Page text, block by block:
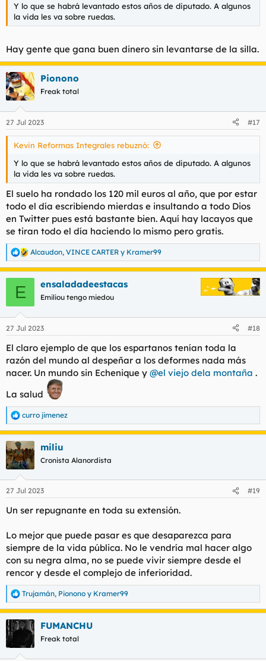
Y lo que se habrá levantado estos años de diputado. A algunos
la vida les va sobre ruedas.
Hay gente que gana buen dinero sin levantarse de la silla.
Pionono
Freak total
27 Jul 2023 #17
Kevin Reformas Integrales rebuznó:
Y lo que se habrá levantado estos años de diputado. A algunos
la vida les va sobre ruedas.
El suelo ha rondado los 120 mil euros al año, que por estar
todo el día escribiendo mierdas e insultando a todo Dios
en Twitter pues está bastante bien. Aquí hay lacayos que
se tiran todo el día haciendo lo mismo pero gratis.
R
e
a
e
:
Alcaudon, VINCE CARTER y Kramer99
E ensaladadeestacas
Emiliou tengo miedou
27 Jul 2023 #18
El claro ejemplo de que los espartanos tenían toda la
razón del mundo al despeñar a los deformes nada más
nacer. Un mundo sin Echenique y @el viejo dela montaña .
La salud
R
e
a
c
c
i
e
:
curro jimenez
miliu
Cronista Alanordista
27 Jul 2023 #19
Un ser repugnante en toda su extensión.
Lo mejor que puede pasar es que desaparezca para
siempre de la vida pública. No le vendría mal hacer algo
con su negra alma, no se puede vivir siempre desde el
rencor y desde el complejo de inferioridad.
R
e
a
c
c
Trujamán, Pionono y Kramer99
FUMANCHU
Freak total